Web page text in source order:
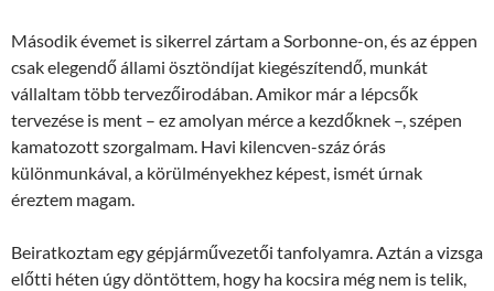
Második évemet is sikerrel zártam a Sorbonne-on, és az éppen
csak elegendő állami ösztöndíjat kiegészítendő, munkát
vállaltam több tervezőirodában. Amikor már a lépcsők
tervezése is ment – ez amolyan mérce a kezdőknek –, szépen
kamatozott szorgalmam. Havi kilencven-száz órás
különmunkával, a körülményekhez képest, ismét úrnak
éreztem magam.
Beiratkoztam egy gépjárművezetői tanfolyamra. Aztán a vizsga
előtti héten úgy döntöttem, hogy ha kocsira még nem is telik,